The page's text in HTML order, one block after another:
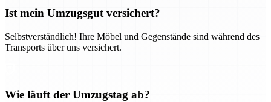
Ist mein Umzugsgut versichert?
Selbstverständlich! Ihre Möbel und Gegenstände sind während des
Transports über uns versichert.
Wie läuft der Umzugstag ab?